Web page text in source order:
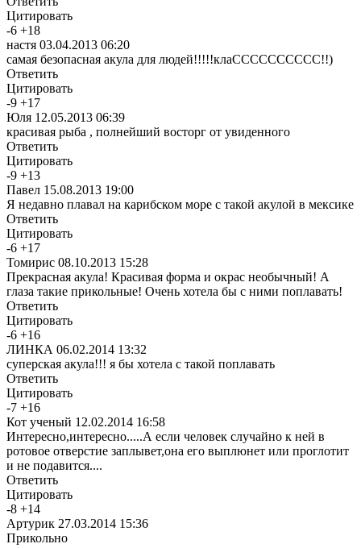
Цитировать
-6 +18
настя 03.04.2013 06:20
самая безопасная акула для людей!!!!!клаСССССССССС!!)
Ответить
Цитировать
-9 +17
Юля 12.05.2013 06:39
красивая рыба , полнейший восторг от увиденного
Ответить
Цитировать
-9 +13
Павел 15.08.2013 19:00
Я недавно плавал на карибском море с такой акулой в мексике
Ответить
Цитировать
-6 +17
Томирис 08.10.2013 15:28
Прекрасная акула! Красивая форма и окрас необычный! А
глаза такие прикольные! Очень хотела бы с ними поплавать!
Ответить
Цитировать
-6 +16
ЛИНКА 06.02.2014 13:32
суперская акула!!! я бы хотела с такой поплавать
Ответить
Цитировать
-7 +16
Кот ученый 12.02.2014 16:58
Интересно,интересно.....А если человек случайно к ней в
ротовое отверстие заплывет,она его выплюнет или проглотит
и не подавится....
Ответить
Цитировать
-8 +14
Артурик 27.03.2014 15:36
Прикольно